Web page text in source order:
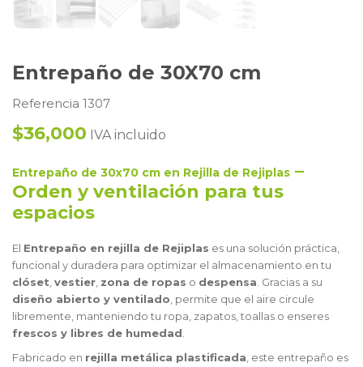
Entrepaño de 30X70 cm
Referencia 1307
$36,000 IVA incluido
Entrepaño de 30x70 cm en Rejilla de Rejiplas –
Orden y ventilación para tus
espacios
El Entrepaño en rejilla de Rejiplas es una solución práctica,
funcional y duradera para optimizar el almacenamiento en tu
clóset,vestier, zona de ropas o despensa. Gracias a su
diseño abierto y ventilado, permite que el aire circule
libremente, manteniendo tu ropa, zapatos, toallas o enseres
frescos y libres de humedad.
Fabricado en rejilla metálica plastificada, este entrepaño es